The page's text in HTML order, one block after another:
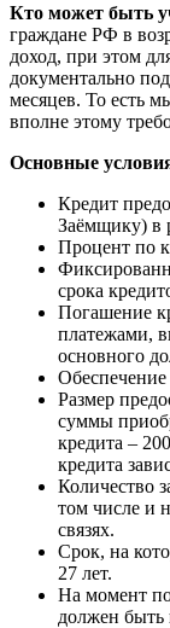
Кто может быть
граждане РФ в
доход, при этом
документально
месяцев. То есть
вполне этому
Основные
Кредит
Заёмщику) в
Процент по
срока
Погашение
платежами,
основного
Обеспечение
Размер
суммы
кредита –
кредита
Количество
том числе и
связях.
Срок, на
27 лет.
На момент
должен быть